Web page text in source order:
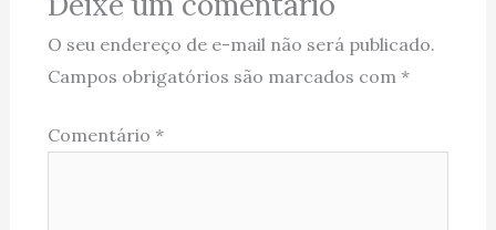
O seu endereço de e-mail não será publicado.
Campos obrigatórios são marcados com *
Comentário *